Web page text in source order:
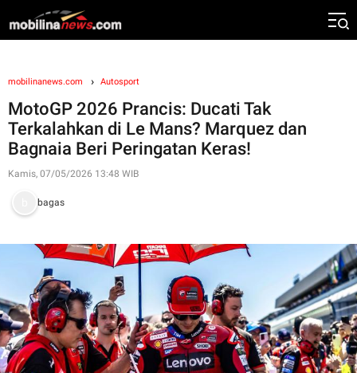
mobilinanews.com Autosport
MotoGP 2026 Prancis: Ducati Tak
Terkalahkan di Le Mans? Marquez dan
Bagnaia Beri Peringatan Keras!
Kamis, 07/05/2026 13:48 WIB
bagas